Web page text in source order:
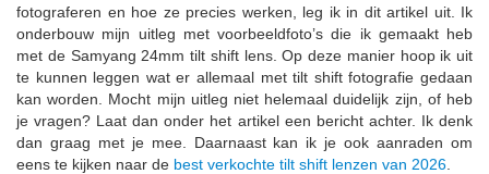
fotograferen en hoe ze precies werken, leg ik in dit artikel uit. Ik
onderbouw mijn uitleg met voorbeeldfoto’s die ik gemaakt heb
met de Samyang 24mm tilt shift lens. Op deze manier hoop ik uit
te kunnen leggen wat er allemaal met tilt shift fotografie gedaan
kan worden. Mocht mijn uitleg niet helemaal duidelijk zijn, of heb
je vragen? Laat dan onder het artikel een bericht achter. Ik denk
dan graag met je mee. Daarnaast kan ik je ook aanraden om
eens te kijken naar de best verkochte tilt shift lenzen van 2026